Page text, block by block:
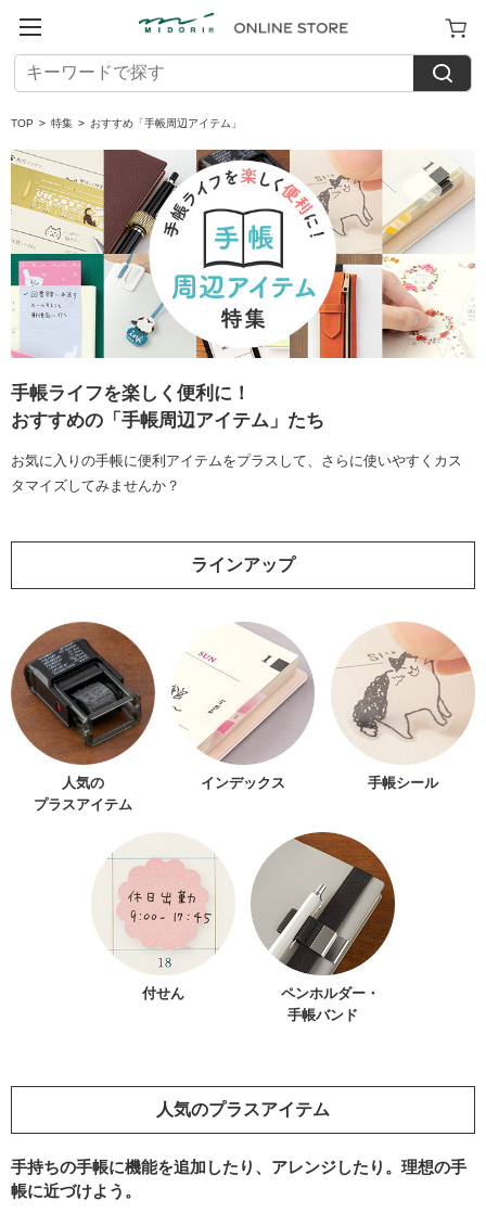
TOP > 特集 > おすすめ「手帳周辺アイテム」
手帳ライフを楽しく便利に！
おすすめの「手帳周辺アイテム」たち
お気に入りの手帳に便利アイテムをプラスして、さらに使いやすくカス
タマイズしてみませんか？
ラインアップ
人気の
プラスアイテム
インデックス 手帳シール
付せん
ペンホルダー・
手帳バンド
人気のプラスアイテム
手持ちの手帳に機能を追加したり、アレンジしたり。理想の手
帳に近づけよう。